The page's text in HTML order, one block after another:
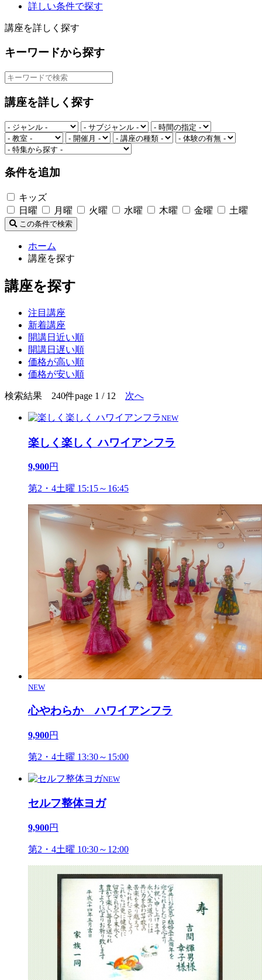
詳しい条件で探す
講座を詳しく探す
キーワードから探す
講座を詳しく探す
条件を追加
キッズ
日曜
月曜 火曜 水曜 木曜 金曜 土曜
この条件で検索
ホーム
講座を探す
講座を探す
注目講座
新着講座
開講日近い順
開講日遅い順
価格が高い順
価格が安い順
検索結果 240件page 1 / 12 次へ
NEW
楽しく楽しく ハワイアンフラ
9,900円
第2・4土曜 15:15～16:45
NEW
心やわらか ハワイアンフラ
9,900円
第2・4土曜 13:30～15:00
NEW
セルフ整体ヨガ
9,900円
第2・4土曜 10:30～12:00